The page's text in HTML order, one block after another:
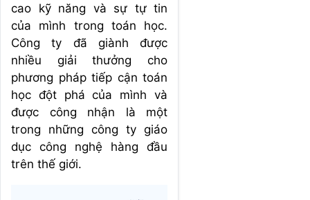
cao kỹ năng và sự tự tin
của mình trong toán học.
Công ty đã giành được
nhiều giải thưởng cho
phương pháp tiếp cận toán
học đột phá của mình và
được công nhận là một
trong những công ty giáo
dục công nghệ hàng đầu
trên thế giới.